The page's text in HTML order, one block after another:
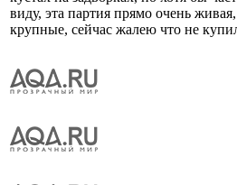
виду, эта партия прямо очень
крупные, сейчас жалею что не